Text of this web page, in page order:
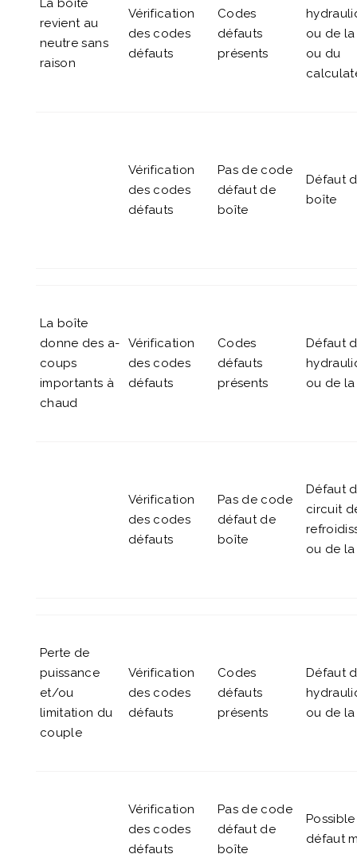
La boîte
revient au
neutre sans
raison
Vérification
des codes
défauts
Codes
défauts
présents
ou de
ou du
Vérification
des codes
défauts
Pas de code
défaut de
boîte
Défaut
boîte
La boîte
donne des a-
coups
importants à
chaud
Vérification
des codes
défauts
Codes
défauts
présents
Défaut
ou de
Vérification
des codes
défauts
Pas de code
défaut de
boîte
Défaut
circuit
ou de
Perte de
puissance
et/ou
limitation du
couple
Vérification
des codes
défauts
Codes
défauts
présents
Défaut
ou de
Vérification
des codes
défauts
Pas de code
défaut de
boîte
Possible
défaut